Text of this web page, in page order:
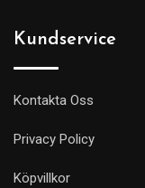
Kundservice
Kontakta Oss
Privacy Policy
Köpvillkor